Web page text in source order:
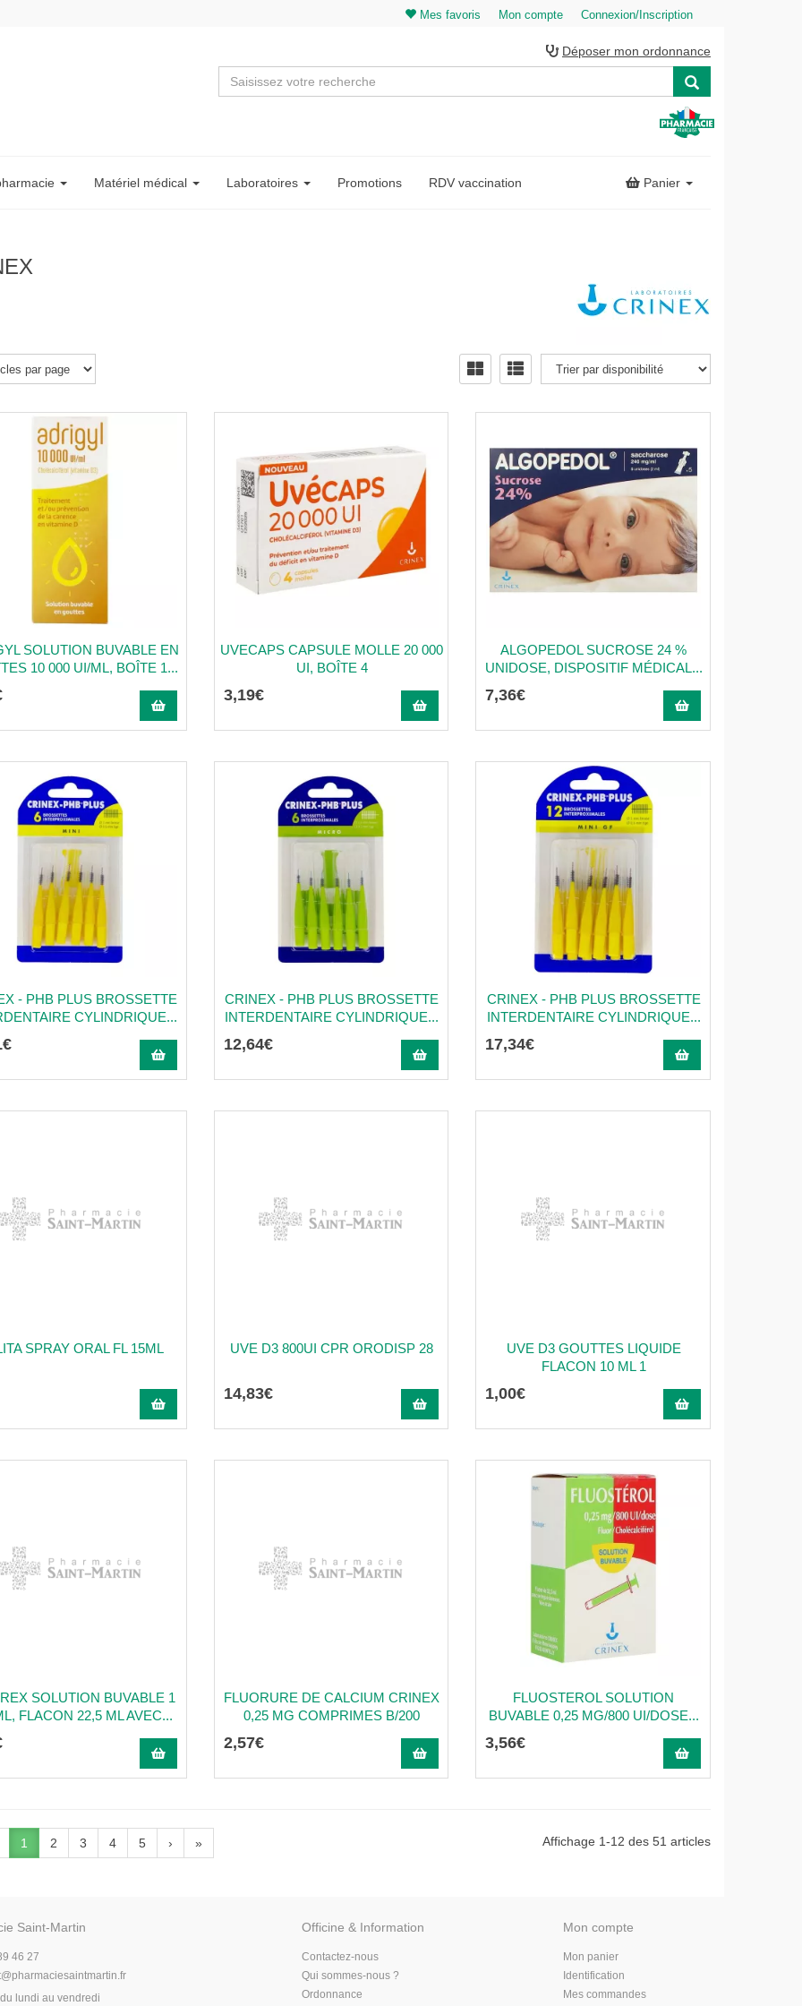
Mes favoris Mon compte Connexion/Inscription
Déposer mon ordonnance
Matériel médical Laboratoires Promotions RDV vaccination Panier
SOLUTION BUVABLE EN
10 000 UI/ML, BOÎTE 1...
UVECAPS CAPSULE MOLLE 20 000
UI, BOÎTE 4
3,19€
ALGOPEDOL SUCROSE 24 %
UNIDOSE, DISPOSITIF MÉDICAL...
7,36€
- PHB PLUS BROSSETTE
CYLINDRIQUE...
€
CRINEX - PHB PLUS BROSSETTE
INTERDENTAIRE CYLINDRIQUE...
12,64€
CRINEX - PHB PLUS BROSSETTE
INTERDENTAIRE CYLINDRIQUE...
17,34€
SPRAY ORAL FL 15ML UVE D3 800UI CPR ORODISP 28
14,83€
UVE D3 GOUTTES LIQUIDE
FLACON 10 ML 1
1,00€
SOLUTION BUVABLE 1
FLACON 22,5 ML AVEC...
FLUORURE DE CALCIUM CRINEX
0,25 MG COMPRIMES B/200
2,57€
FLUOSTEROL SOLUTION
BUVABLE 0,25 MG/800 UI/DOSE...
3,56€
1 2 3 4 5 › » Affichage 1-12 des 51 articles
Saint-Martin
46 27
@pharmaciesaintmartin.fr
lundi au vendredi
Officine & Information
Contactez-nous
Qui sommes-nous ?
Ordonnance
Mon compte
Mon panier
Identification
Mes commandes